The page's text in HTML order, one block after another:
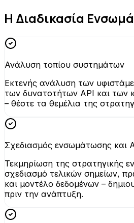
Η Διαδικασία
Ανάλυση τοπίου συστημάτων
Εκτενής ανάλυση των
των δυνατοτήτων API και των
– θέστε τα θεμέλια της
Σχεδιασμός ενσωμάτωσης και
Τεκμηρίωση της στρατηγικής
σχεδιασμό τελικών σημείων,
και μοντέλο δεδομένων –
πριν την ανάπτυξη.